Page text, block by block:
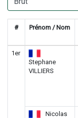
# Prénom / Nom
1er
Stephane
VILLIERS
Nicolas